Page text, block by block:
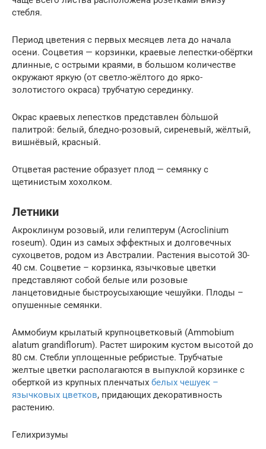
стебля.
Период цветения с первых месяцев лета до начала
осени. Соцветия — корзинки, краевые лепестки-обёртки
длинные, с острыми краями, в большом количестве
окружают яркую (от светло-жёлтого до ярко-
золотистого окраса) трубчатую серединку.
Окрас краевых лепестков представлен бо̀льшой
палитрой: белый, бледно-розовый, сиреневый, жёлтый,
вишнёвый, красный.
Отцветая растение образует плод — семянку с
щетинистым хохолком.
Летники
Акроклинум розовый, или гелиптерум (Acroclinium
roseum). Один из самых эффектных и долговечных
сухоцветов, родом из Австралии. Растения высотой 30-
40 см. Соцветие – корзинка, язычковые цветки
представляют собой белые или розовые
ланцетовидные быстроусыхающие чешуйки. Плоды –
опушенные семянки.
Аммобиум крылатый крупноцветковый (Ammobium
alatum grandiflorum). Растет широким кустом высотой до
80 см. Стебли уплощенные ребристые. Трубчатые
желтые цветки располагаются в выпуклой корзинке с
оберткой из крупных пленчатых белых чешуек –
язычковых цветков, придающих декоративность
растению.
Гелихризумы